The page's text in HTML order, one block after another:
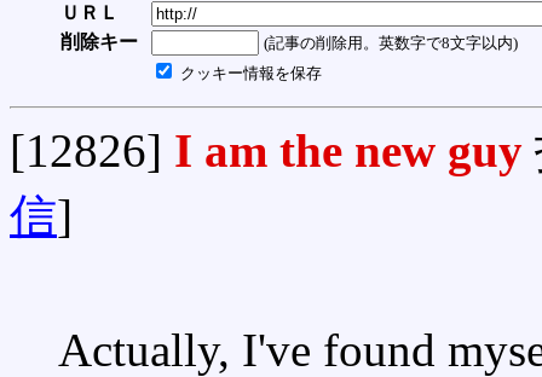
ＵＲＬ
削除キー
(記事の削除用。英数字で8文字以内)
クッキー情報を保存
[12826] I am the new guy
信]
Actually, I've found